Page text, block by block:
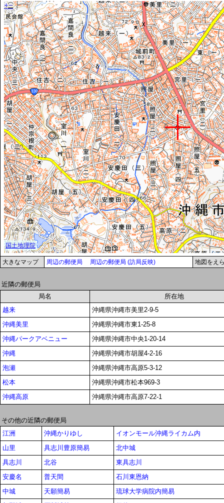
大きなマップ 周辺の郵便局 周辺の郵便局 (訪局反映) 地図をえ
近隣の郵便局
局名
所在地
越来
沖縄県沖縄市美里2-9-5
沖縄美里
沖縄県沖縄市東1-25-8
沖縄パークアベニュー
沖縄県沖縄市中央1-20-14
沖縄
沖縄県沖縄市胡屋4-2-16
泡瀬
沖縄県沖縄市高原5-3-12
松本
沖縄県沖縄市松本969-3
沖縄高原
沖縄県沖縄市高原7-22-1
その他の近隣の郵便局
江洲
沖縄かりゆし
イオンモール沖縄ライカム内
山里
具志川豊原簡易
北中城
具志川
北谷
東具志川
安慶名
普天間
石川東恩納
中城
天願簡易
琉球大学病院内簡易